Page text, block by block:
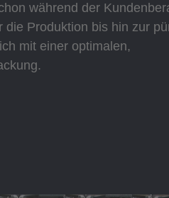
während der
die Produktion bis hin zur
mit einer optimalen,